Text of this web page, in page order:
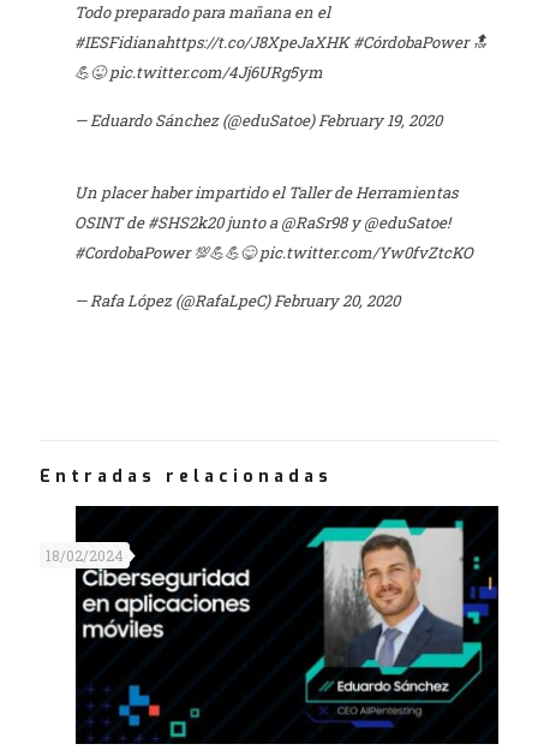
Todo preparado para mañana en el
#IESFidianahttps://t.co/J8XpeJaXHK #CórdobaPower🔝
💪😜pic.twitter.com/4Jj6URg5ym
— Eduardo Sánchez (@eduSatoe)February 19, 2020
Un placer haber impartido el Taller de Herramientas
OSINT de#SHS2k20junto a@RaSr98y@eduSatoe!
#CordobaPower💯💪💪😋pic.twitter.com/Yw0fvZtcKO
— Rafa López (@RafaLpeC)February 20, 2020
Entradas relacionadas
18/02/2024